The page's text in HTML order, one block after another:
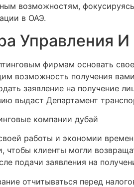
возможностям,
в ОАЭ.
Управления И
фирмам основать
возможность получения
заявление на получение
выдаст Департамент
работы и экономии
чтобы клиенты могли
подачи заявления на
отчитываться перед